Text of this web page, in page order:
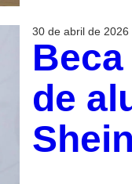
30 de abril de 2026
de